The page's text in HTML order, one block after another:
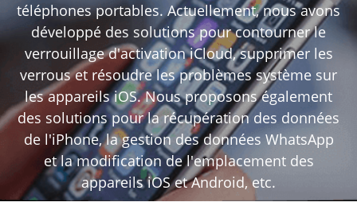
téléphones portables. Actuellement, nous avons
développé des solutions pour contourner le
verrouillage d'activation iCloud, supprimer les
verrous et résoudre les problèmes système sur
les appareils iOS. Nous proposons également
des solutions pour la récupération des données
de l'iPhone, la gestion des données WhatsApp
et la modification de l'emplacement des
appareils iOS et Android, etc.